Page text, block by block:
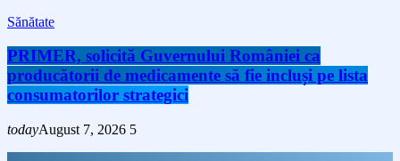
Sănătate
PRIMER, solicită Guvernului României ca
producătorii de medicamente să fie incluși pe lista
consumatorilor strategici
todayAugust 7, 2026 5